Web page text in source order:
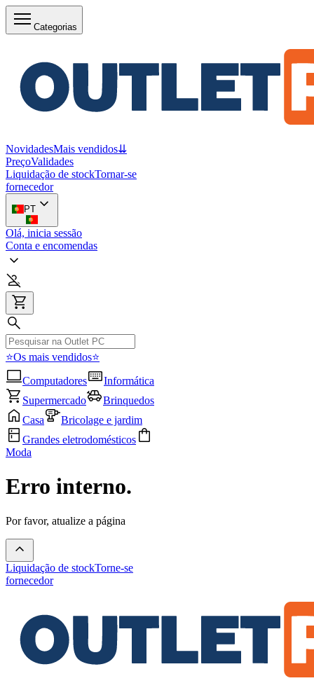
Categorias
NovidadesMais vendidos⇊
PreçoValidades
Liquidação de stockTornar-se
fornecedor
PT
Olá, inicia sessão
Conta e encomendas
⭐Os mais vendidos⭐
Computadores
Informática
Supermercado
Brinquedos
Casa
Bricolage e jardim
Grandes eletrodomésticos
Moda
Erro interno.
Por favor, atualize a página
Liquidação de stockTorne-se
fornecedor